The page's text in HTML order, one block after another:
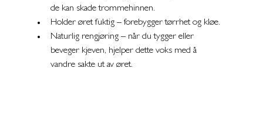
de kan skade trommehinnen.
Holder øret fuktig – forebygger tørrhet og kløe.
Naturlig rengjøring – når du tygger eller
beveger kjeven, hjelper dette voks med å
vandre sakte ut av øret.